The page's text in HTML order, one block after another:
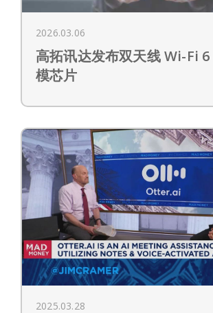
2026.03.06
高拓讯达发布双天线 Wi-Fi
模芯片
2025.03.28